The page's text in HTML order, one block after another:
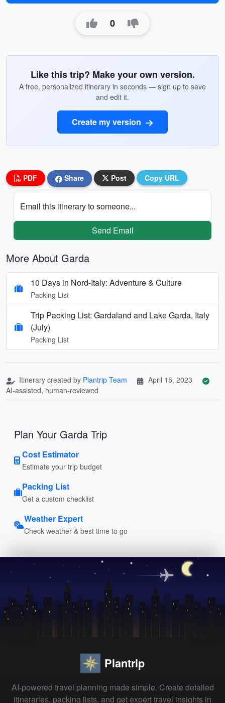
0
Like this trip? Make your own version.
A free, personalized itinerary in seconds — sign up to save
and edit it.
Create my version
PDF Share Post Copy URL
Email this itinerary to someone...
Send Email
More About Garda
10 Days in Nord-Italy: Adventure & Culture
Packing List
Trip Packing List: Gardaland and Lake Garda, Italy
(July)
Packing List
Itinerary created by Plantrip Team
April 15, 2023
AI-assisted, human-reviewed
Plan Your Garda Trip
Cost Estimator
Estimate your trip budget
Packing List
Get a custom checklist
Weather Expert
Check weather & best time to go
Plantrip
AI-powered travel planning made simple. Create detailed
itineraries, packing lists, and get expert travel insights in